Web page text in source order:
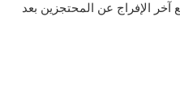
آخر الإفراج عن المحتجزين بعد